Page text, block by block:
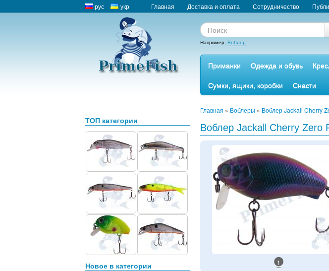
рус укр Главная Доставка и оплата Сотрудничество
Например, Воблер
Приманки Одежда и обувь
Сумки, ящики, коробки
Снасти
ТОП категории
Новое в категории
Главная » Воблеры » Воблер Jackall Cherry
Воблер Jackall Cherry Zero
1